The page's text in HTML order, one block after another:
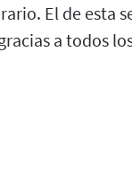
El de esta
a todos